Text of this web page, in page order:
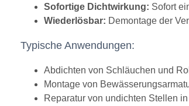
Sofortige Dichtwirkung: Sofort
Wiederlösbar: Demontage der
Typische Anwendungen:
Abdichten von Schläuchen und
Montage von
Reparatur von undichten Stellen